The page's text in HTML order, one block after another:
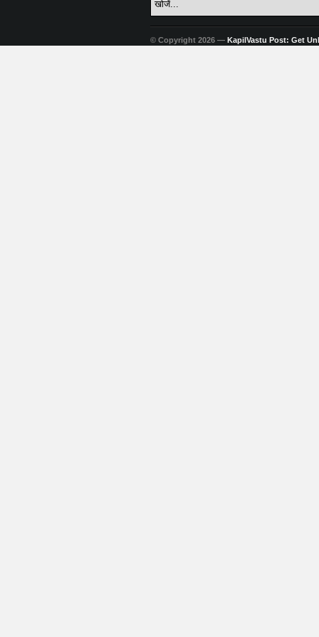
© Copyright 2026 — KapilVastu Post: Get